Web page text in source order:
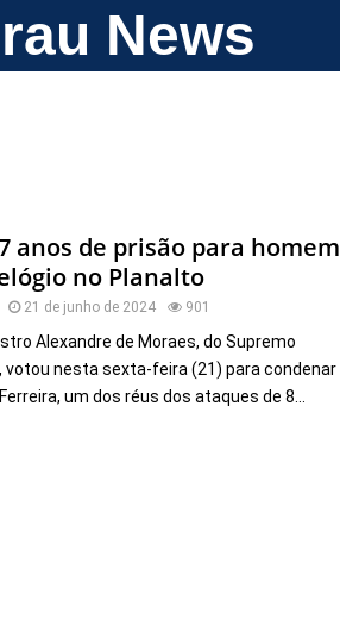
News
anos de prisão para homem
no Planalto
21 de junho de 2024 901
Alexandre de Moraes, do Supremo
votou nesta sexta-feira (21) para condenar
um dos réus dos ataques de 8...